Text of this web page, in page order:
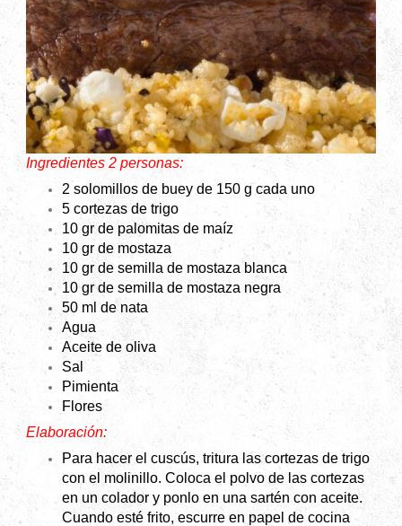
Ingredientes 2 personas:
2 solomillos de buey de 150 g cada uno
5 cortezas de trigo
10 gr de palomitas de maíz
10 gr de mostaza
10 gr de semilla de mostaza blanca
10 gr de semilla de mostaza negra
50 ml de nata
Agua
Aceite de oliva
Sal
Pimienta
Flores
Elaboración:
Para hacer el cuscús, tritura las cortezas de trigo
con el molinillo. Coloca el polvo de las cortezas
en un colador y ponlo en una sartén con aceite.
Cuando esté frito, escurre en papel de cocina